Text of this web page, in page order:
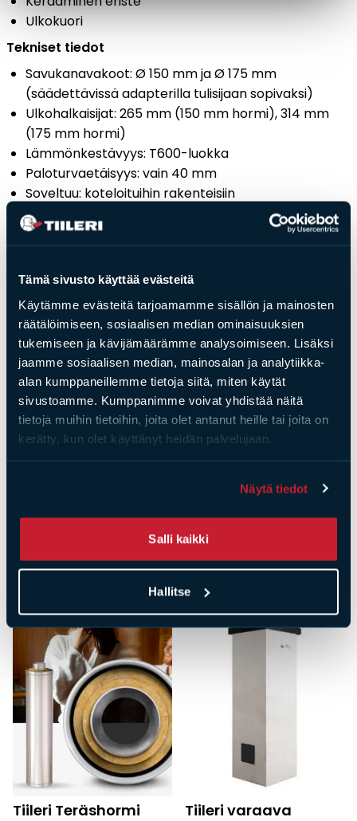
Tämä sivusto käyttää evästeitä
Käytämme evästeitä tarjoamamme sisällön ja mainosten
räätälöimiseen, sosiaalisen median ominaisuuksien
tukemiseen ja kävijämäärämme analysoimiseen. Lisäksi
jaamme sosiaalisen median, mainosalan ja analytiikka-
alan kumppaneillemme tietoja siitä, miten käytät
sivustoamme. Kumppanimme voivat yhdistää näitä
tietoja muihin tietoihin, joita olet antanut heille tai joita on
kerätty, kun olet käyttänyt heidän palvelujaan.
Näytä tiedot
Salli kaikki
Hallitse
Ulkokuori
Tekniset tiedot
Savukanavakoot: Ø 150 mm ja Ø 175 mm
(säädettävissä adapterilla tulisijaan sopivaksi)
Ulkohalkaisijat: 265 mm (150 mm hormi), 314 mm
(175 mm hormi)
Lämmönkestävyys: T600-luokka
Paloturvaetäisyys: vain 40 mm
Soveltuu: koteloituihin rakenteisiin
myös näis­tä
Tiileri Teräshormi
Tiileri varaava